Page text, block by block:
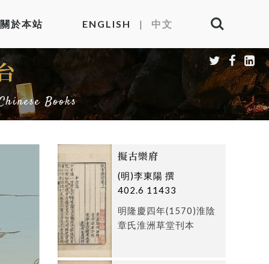
關於本站 ENGLISH | 中文
  
Books
擬古樂府
(明)李東陽 撰
402.6 11433
明隆慶四年(1570)淮陰
章氏淮洲草堂刊本